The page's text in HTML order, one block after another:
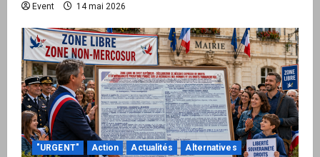
Event 14 mai 2026
"URGENT" Action Actualités
Alternatives